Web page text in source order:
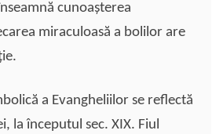
cunoaşterea
miraculoasă a bolilor are
a Evangheliilor se reflectă
la începutul sec. XIX. Fiul